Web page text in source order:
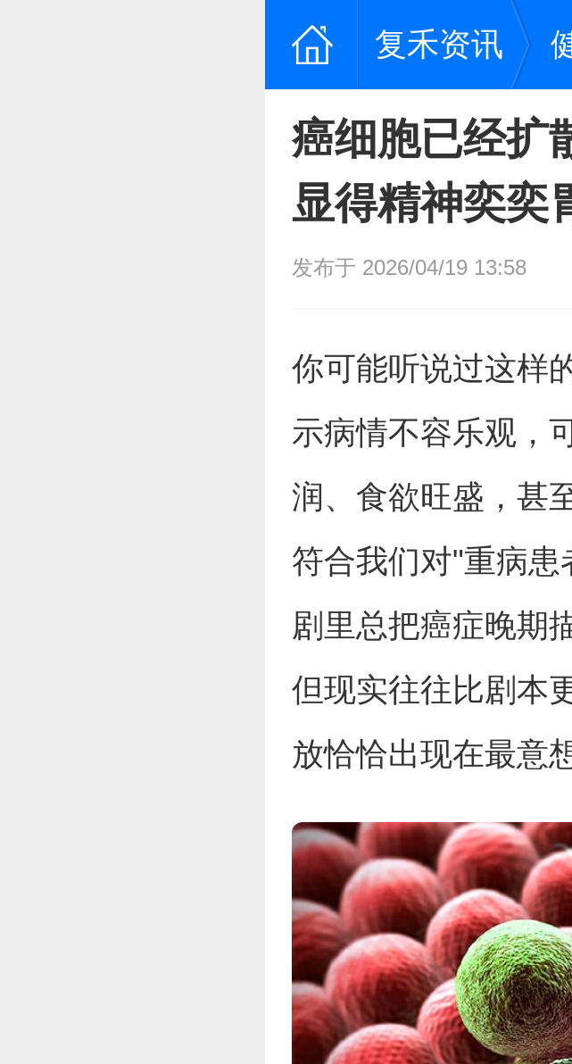
复禾资讯
癌细胞已经扩
显得精神奕奕
发布于 2026/04/19 13:58
你可能听说过这样
示病情不容乐观，
润、食欲旺盛，甚
符合我们对"重病
剧里总把癌症晚期
但现实往往比剧本
放恰恰出现在最意